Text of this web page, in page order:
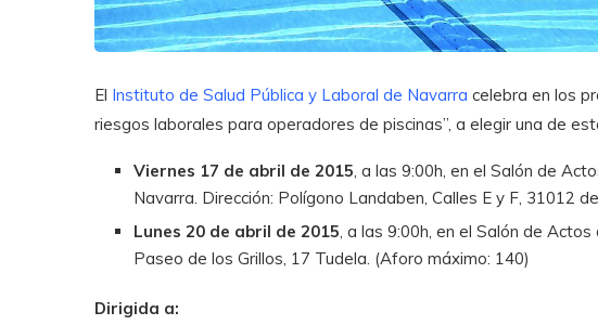
El Instituto de Salud Pública y Laboral de Navarra celebra en los
riesgos laborales para operadores de piscinas”, a elegir una de
Viernes 17 de abril de 2015, a las 9:00h, en el Salón de
Navarra. Dirección: Polígono Landaben, Calles E y F, 31012
Lunes 20 de abril de 2015, a las 9:00h, en el Salón de
Paseo de los Grillos, 17 Tudela. (Aforo máximo: 140)
Dirigida a: